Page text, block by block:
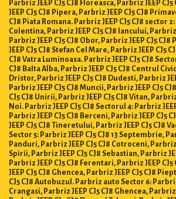
Parbriz JEEP CJ5 CJ8 Floreasca, Parbriz JEEP
JEEP CJ5 CJ8 Pipera, Parbriz JEEP CJ5 CJ8
CJ8 Piata Romana. Parbriz JEEP CJ5 CJ8 sector 2:
Colentina, Parbriz JEEP CJ5 CJ8 Iancului, Parbriz
Parbriz JEEP CJ5 CJ8 Obor, Parbriz JEEP CJ5
JEEP CJ5 CJ8 Stefan Cel Mare, Parbriz JEEP CJ5
CJ8 Vatra Luminoasa. Parbriz JEEP CJ5 CJ8
CJ8 Balta Alba, Parbriz JEEP CJ5 CJ8 Centrul
Dristor, Parbriz JEEP CJ5 CJ8 Dudesti, Parbriz
Parbriz JEEP CJ5 CJ8 Muncii, Parbriz JEEP CJ5
CJ5 CJ8 Unirii, Parbriz JEEP CJ5 CJ8 Vitan,
Noi. Parbriz JEEP CJ5 CJ8 Sectorul 4: Parbriz
Parbriz JEEP CJ5 CJ8 Berceni, Parbriz JEEP CJ5
JEEP CJ5 CJ8 Tineretului, Parbriz JEEP CJ5 CJ8
Sector 5: Parbriz JEEP CJ5 CJ8 13 Septembrie,
Panduri, Parbriz JEEP CJ5 CJ8 Cotroceni, Parbriz
Spirii, Parbriz JEEP CJ5 CJ8 Sebastian, Parbriz
Parbriz JEEP CJ5 CJ8 Ferentari, Parbriz JEEP
JEEP CJ5 CJ8 Ghencea, Parbriz JEEP CJ5 CJ8
CJ5 CJ8 Autobuzul. Parbriz auto Sector 6: Parbriz
Crangasi, Parbriz JEEP CJ5 CJ8 Ghencea, Parbriz